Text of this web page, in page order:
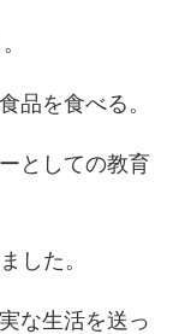
品を食べる。
としての教育
した。
な生活を送っ